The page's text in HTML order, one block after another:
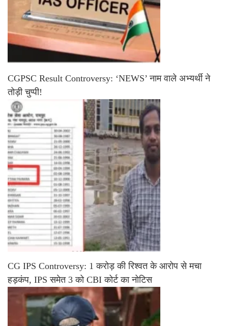
CGPSC Result Controversy: ‘NEWS’ नाम वाले अभ्यर्थी ने
तोड़ी चुप्पी!
CG IPS Controversy: 1 करोड़ की रिश्वत के आरोप से मचा
हड़कंप, IPS समेत 3 को CBI कोर्ट का नोटिस